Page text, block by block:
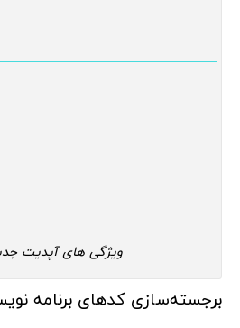
ویژگی های آپدیت
برجسته‌سازی کدهای برنامه